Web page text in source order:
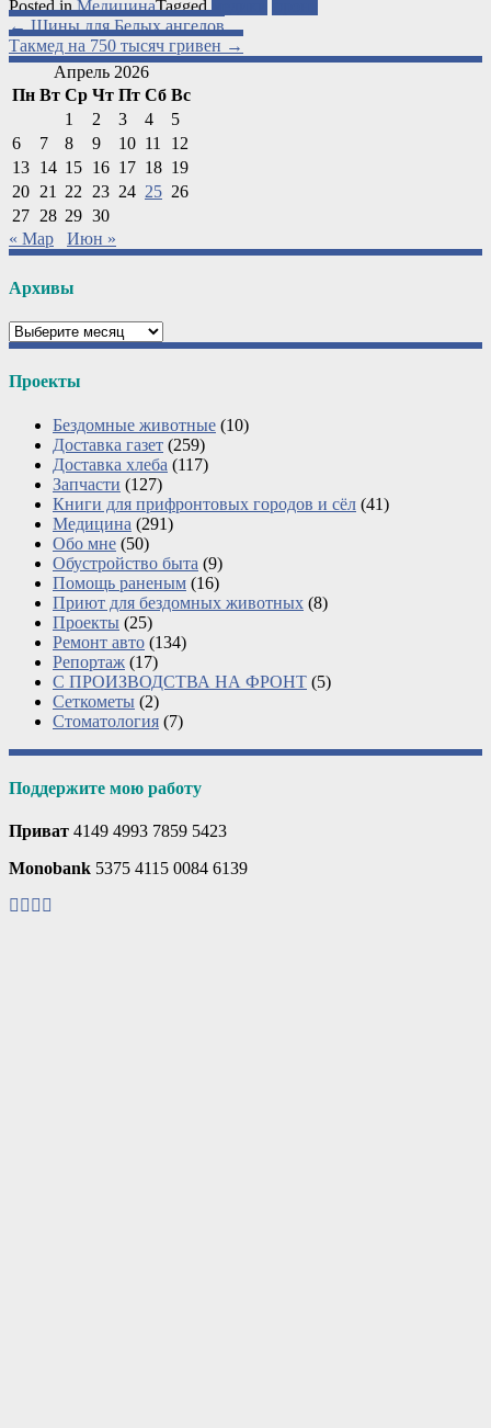
Posted inМедицинаTagged
Post
navigation
←Шины для Белых ангелов
Такмед на 750 тысяч гривен →
Апрель 2026
Пн Вт Ср Чт Пт Сб Вс
1
2 3 4
5
6
7 8 9 10 11
12
13 14 15 16 17 18 19
20 21 22 23 24 25 26
27 28 29 30
« Мар
Июн »
Архивы
Архивы
Проекты
Бездомные животные (10)
Доставка газет (259)
Доставка хлеба (117)
Запчасти (127)
Книги для прифронтовых городов и сёл (41)
Медицина (291)
Обо мне (50)
Обустройство быта (9)
Помощь раненым (16)
Приют для бездомных животных (8)
Проекты (25)
Ремонт авто (134)
Репортаж (17)
С ПРОИЗВОДСТВА НА ФРОНТ (5)
Сеткометы (2)
Стоматология (7)
Поддержите мою работу
Приват 4149 4993 7859 5423
Monobank 5375 4115 0084 6139